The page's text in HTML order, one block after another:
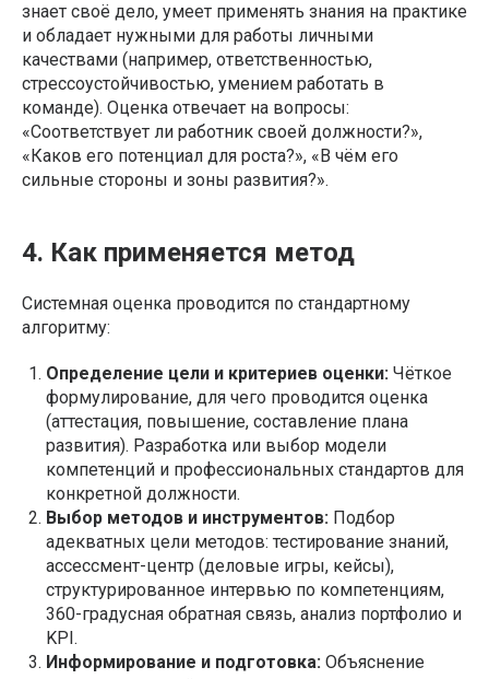
знает своё дело, умеет применять знания на практике
и обладает нужными для работы личными
качествами (например, ответственностью,
стрессоустойчивостью, умением работать в
команде). Оценка отвечает на вопросы:
«Соответствует ли работник своей должности?»,
«Каков его потенциал для роста?», «В чём его
сильные стороны и зоны развития?».
4. Как применяется метод
Системная оценка проводится по стандартному
алгоритму:
Определение цели и критериев оценки: Чёткое
формулирование, для чего проводится оценка
(аттестация, повышение, составление плана
развития). Разработка или выбор модели
компетенций и профессиональных стандартов для
конкретной должности.
Выбор методов и инструментов: Подбор
адекватных цели методов: тестирование знаний,
ассессмент-центр (деловые игры, кейсы),
структурированное интервью по компетенциям,
360-градусная обратная связь, анализ портфолио и
KPI.
Информирование и подготовка: Объяснение